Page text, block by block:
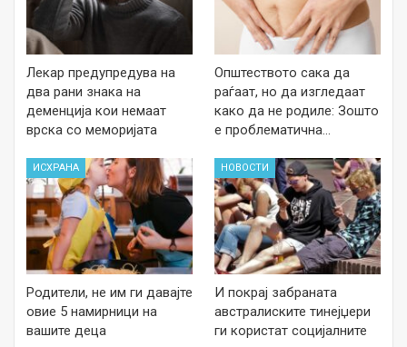
Лекар предупредува на
два рани знака на
деменција кои немаат
врска со меморијата
Општеството сака да
раѓаат, но да изгледаат
како да не родиле: Зошто
е проблематична…
ИСХРАНА
Родители, не им ги давајте
овие 5 намирници на
вашите деца
НОВОСТИ
И покрај забраната
австралиските тинејџери
ги користат социјалните